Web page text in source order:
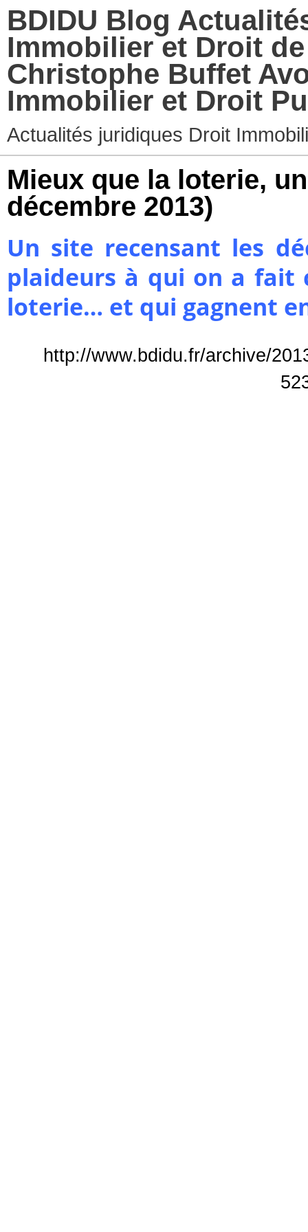
BDIDU Blog
Immobilier et Droit
Christophe Buffet
Immobilier et Droit
Actualités juridiques Droit
Mieux que la loterie,
décembre 2013)
Un site recensant les
plaideurs à qui on a fait
loterie… et qui gagnent
http://www.bdidu.fr/archive/